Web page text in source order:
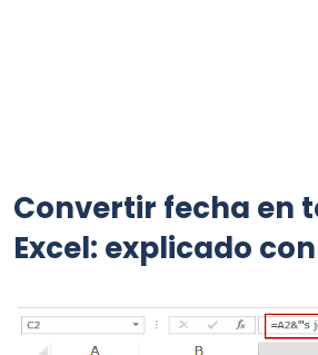
Convertir fecha en
Excel: explicado